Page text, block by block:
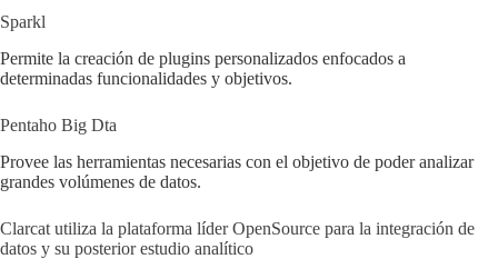
Sparkl
Permite la creación de plugins personalizados enfocados a
determinadas funcionalidades y objetivos.
Pentaho Big Dta
Provee las herramientas necesarias con el objetivo de poder analizar
grandes volúmenes de datos.
Clarcat utiliza la plataforma líder OpenSource para la integración de
datos y su posterior estudio analítico